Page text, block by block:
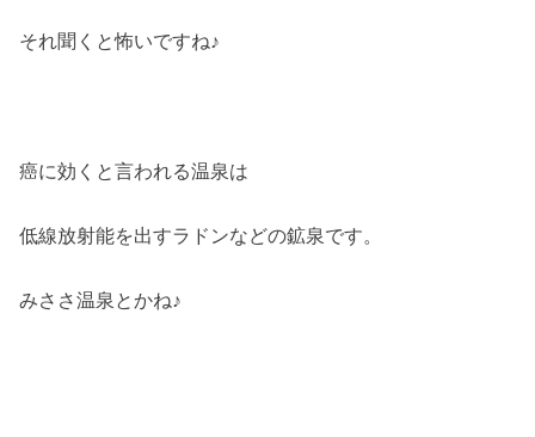
それ聞くと怖いですね♪
癌に効くと言われる温泉は
低線放射能を出すラドンなどの鉱泉です。
みささ温泉とかね♪